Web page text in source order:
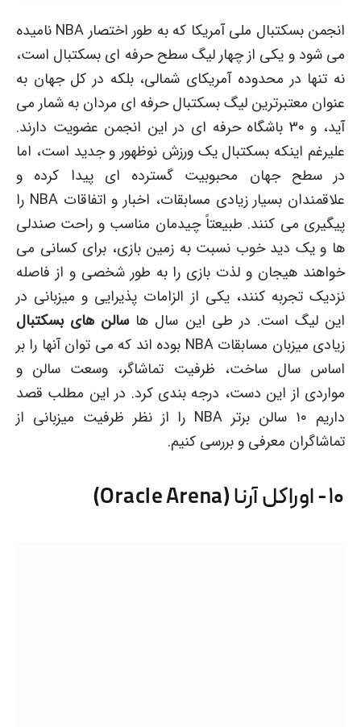
انجمن بسکتبال ملی آمریکا که به طور اختصار NBA نامیده
می شود و یکی از چهار لیگ سطح حرفه ای بسکتبال است،
نه تنها در محدوده آمریکای شمالی، بلکه در کل جهان به
عنوان معتبرترین لیگ بسکتبال حرفه ای مردان به شمار می
آید، و ۳۰ باشگاه حرفه ای در این انجمن عضویت دارند.
علیرغم اینکه بسکتبال یک ورزش نوظهور و جدید است، اما
در سطح جهان محبوبیت گسترده ای پیدا کرده و
علاقمندان بسیار زیادی مسابقات، اخبار و اتفاقات NBA را
پیگیری می کنند. طبیعتاً چیدمان مناسب و راحت صندلی
ها و یک دید خوب نسبت به زمین بازی، برای کسانی می
خواهند هیجان و لذت بازی را به طور شخصی و از فاصله
نزدیک تجربه کنند، یکی از الزامات پذیرایی و میزبانی در
این لیگ است. در طی این سال هاسالن های بسکتبال
زیادی میزبان مسابقات NBA بوده اند که می توان آنها را بر
اساس سال ساخت، ظرفیت تماشاگر، وسعت سالن و
مواردی از این دست، درجه بندی کرد. در این مطلب قصد
داریم ۱۰ سالن برتر NBA را از نظر ظرفیت میزبانی از
تماشاگران معرفی و بررسی کنیم.
۱۰- اوراکل آرنا (Oracle Arena)